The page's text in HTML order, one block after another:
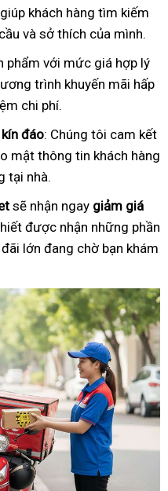
khách hàng tìm kiếm
và sở thích của mình.
phẩm với mức giá hợp lý
trình khuyến mãi hấp
chi phí.
đáo: Chúng tôi cam kết
mật thông tin khách hàng
tại nhà.
sẽ nhận ngay giảm giá
được nhận những phần
lớn đang chờ bạn khám